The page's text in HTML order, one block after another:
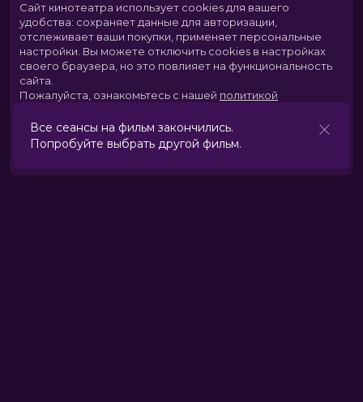
Все сеансы на фильм закончились.
Попробуйте выбрать другой фильм.
Сайт кинотеатра использует cookies для вашего
удобства: сохраняет данные для авторизации,
отслеживает ваши покупки, применяет персональные
настройки. Вы можете отключить cookies в настройках
своего браузера, но это повлияет на функциональность
сайта.
Пожалуйста, ознакомьтесь с нашей политикой
Принять